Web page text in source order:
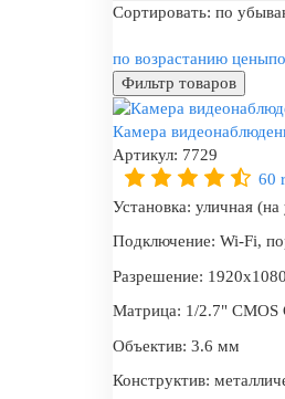
Сортировать: по
по возрастанию цены
Фильтр товаров
Камера
Артикул: 7729
60
Установка: уличная (на
Подключение: Wi-Fi,
Разрешение:
Матрица: 1/2.7" CMOS
Объектив: 3.6 мм
Конструктив: